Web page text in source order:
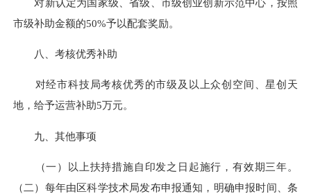
市级补助金额的50%予以配套奖励。
八、考核优秀补助
对经市科技局考核优秀的市级及以上众创空间、星创天
地，给予运营补助5万元。
九、其他事项
（一）以上扶持措施自印发之日起施行，有效期三年。
（二）每年由区科学技术局发布申报通知，明确申报时间、条